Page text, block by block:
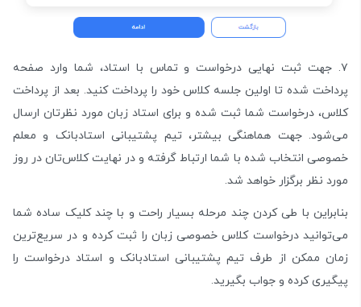
۷. جهت ثبت نهایی درخواست و تماس با استاد، شما وارد صفحه
پرداخت شده تا اولین جلسه کلاس خود را پرداخت کنید. بعد از پرداخت
کلاس، درخواست شما ثبت شده و برای استاد زبان مورد نظرتان ارسال
می‌شود. جهت هماهنگی بیشتر، تیم پشتیبانی استادبانک و معلم
خصوصی انتخاب شده با شما ارتباط گرفته و در نهایت کلاس‌تان در روز
مورد نظر برگزار خواهد شد.
بنابراین با طی کردن چند مرحله بسیار راحت و با چند کلیک ساده شما
می‌توانید درخواست کلاس خصوصی زبان را ثبت کرده و در سریع‌ترین
زمان ممکن از طرف تیم پشتیبانی استادبانک و استاد درخواست را
پیگیری کرده و جواب بگیرید.